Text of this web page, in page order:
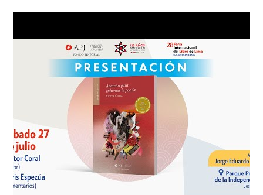
Museo de la Inmigración Japonesa
Fondo Editorial
Teatro Peruano Japonés